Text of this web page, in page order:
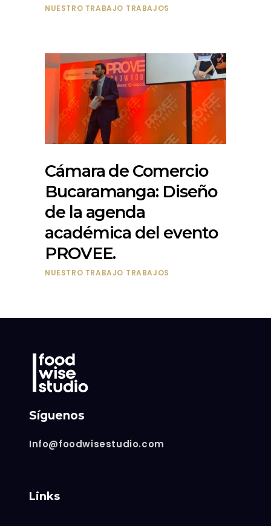
NUESTRO TRABAJO TRABAJOS
Cámara de Comercio
Bucaramanga: Diseño
de la agenda
académica del evento
PROVEE.
NUESTRO TRABAJO TRABAJOS
Síguenos
Info@foodwisestudio.com
Links